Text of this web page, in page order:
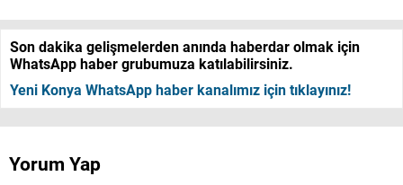
Son dakika gelişmelerden anında haberdar olmak için
WhatsApp haber grubumuza katılabilirsiniz.
Yeni Konya WhatsApp haber kanalımız için tıklayınız!
Yorum Yap